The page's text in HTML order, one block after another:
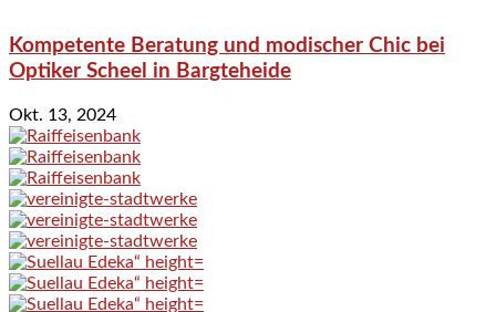
Kompetente Beratung und modischer Chic bei
Optiker Scheel in Bargteheide
Okt. 13, 2024